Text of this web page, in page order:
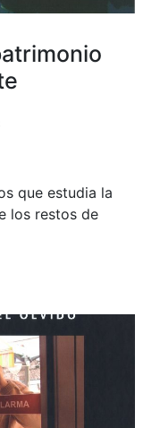
que estudia la
los restos de